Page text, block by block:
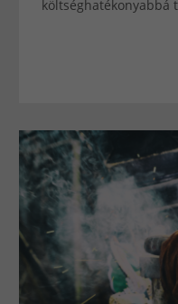
költséghatékonyabbá